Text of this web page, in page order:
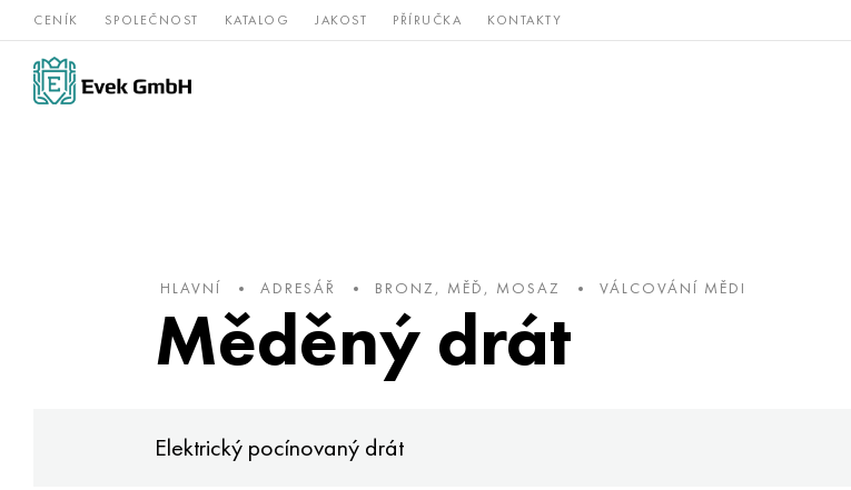
CENÍK SPOLEČNOST KATALOG JAKOST PŘÍRUČKA KONTAKTY
Slitiny
niklu
nerezová Vzácné a Bronz, měď,
HLAVNÍ ADRESÁŘ BRONZ, MĚĎ, MOSAZ VÁLCOVÁNÍ MĚDI
Měděný drát
Elektrický pocínovaný drát